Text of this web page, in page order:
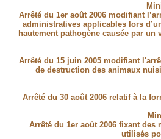
Arrêté du 1er août 2006 modifiant
administratives applicables lors
hautement pathogène causée par un
Arrêté du 15 juin 2005 modifiant
de destruction des animaux
Arrêté du 30 août 2006 relatif à la
Arrêté du 1er août 2006 fixant des
utilisés